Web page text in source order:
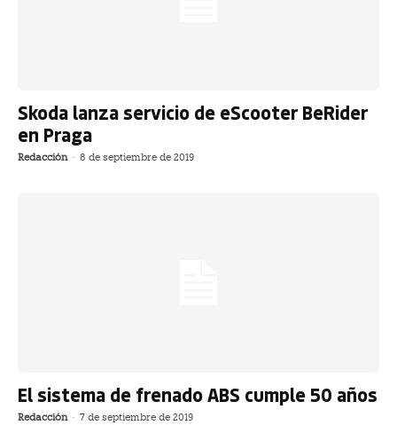
Skoda lanza servicio de eScooter BeRider
en Praga
Redacción - 8 de septiembre de 2019
El sistema de frenado ABS cumple 50 años
Redacción - 7 de septiembre de 2019